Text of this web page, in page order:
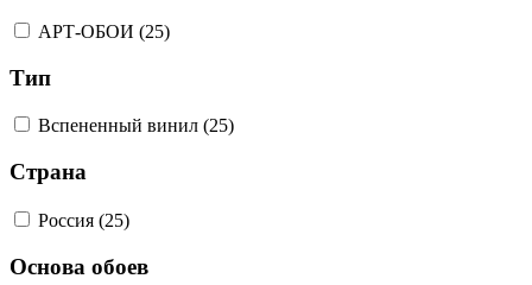
АРТ-ОБОИ (25)
Тип
Вспененный винил (25)
Страна
Россия (25)
Основа обоев